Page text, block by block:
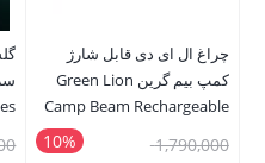
چراغ ال ای دی قابل شارژ
کمپ بیم گرین Green Lion
Camp Beam Rechargeable
10% 1,790,000قیمت